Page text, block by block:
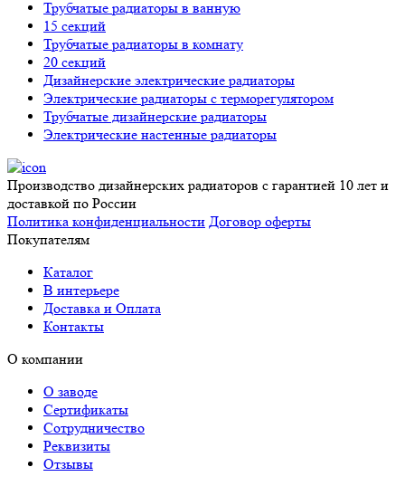
Трубчатые радиаторы в ванную
15 секций
Трубчатые радиаторы в комнату
20 секций
Дизайнерские электрические радиаторы
Электрические радиаторы с терморегулятором
Трубчатые дизайнерские радиаторы
Электрические настенные радиаторы
Производство дизайнерских радиаторов с гарантией 10 лет и
доставкой по России
Политика конфиденциальности Договор оферты
Покупателям
Каталог
В интерьере
Доставка и Оплата
Контакты
О компании
О заводе
Сертификаты
Сотрудничество
Реквизиты
Отзывы